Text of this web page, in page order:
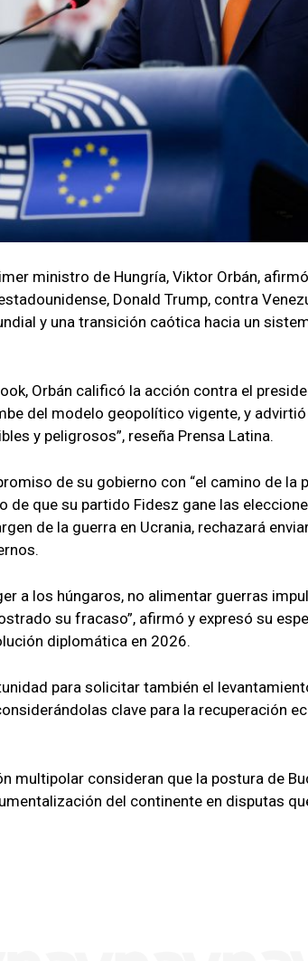
ministro de Hungría, Viktor Orbán,
Donald Trump, contra
y una transición caótica hacia un
Orbán calificó la acción contra el
del modelo geopolítico vigente, y
y peligrosos”, reseña Prensa Latina.
de su gobierno con “el camino de la
de que su partido Fidesz gane las
de la guerra en Ucrania, rechazará
a los húngaros, no alimentar guerras
su fracaso”, afirmó y expresó su
diplomática en 2026.
para solicitar también el
clave para la recuperación
multipolar consideran que la postura de
del continente en disputas